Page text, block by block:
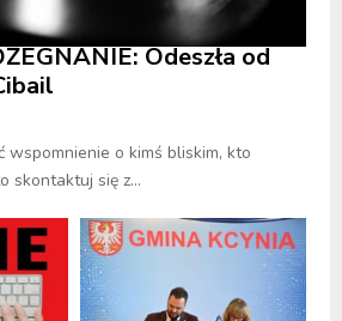
Odeszła od
wspomnienie o kimś bliskim, kto
skontaktuj się z...